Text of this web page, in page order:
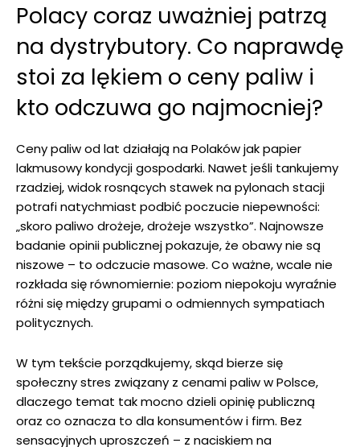
Polacy coraz uważniej patrzą
na dystrybutory. Co naprawdę
stoi za lękiem o ceny paliw i
kto odczuwa go najmocniej?
Ceny paliw od lat działają na Polaków jak papier
lakmusowy kondycji gospodarki. Nawet jeśli tankujemy
rzadziej, widok rosnących stawek na pylonach stacji
potrafi natychmiast podbić poczucie niepewności:
„skoro paliwo drożeje, drożeje wszystko”. Najnowsze
badanie opinii publicznej pokazuje, że obawy nie są
niszowe – to odczucie masowe. Co ważne, wcale nie
rozkłada się równomiernie: poziom niepokoju wyraźnie
różni się między grupami o odmiennych sympatiach
politycznych.
W tym tekście porządkujemy, skąd bierze się
społeczny stres związany z cenami paliw w Polsce,
dlaczego temat tak mocno dzieli opinię publiczną
oraz co oznacza to dla konsumentów i firm. Bez
sensacyjnych uproszczeń – z naciskiem na